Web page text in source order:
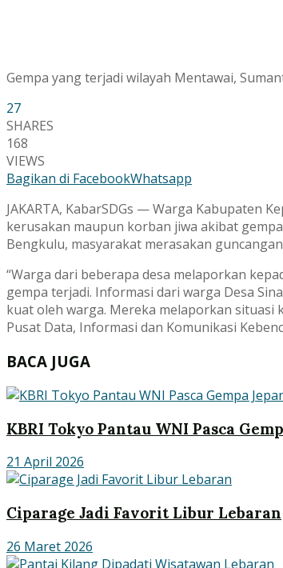
Gempa yang terjadi wilayah Mentawai,
27
SHARES
168
VIEWS
Bagikan di FacebookWhatsapp
JAKARTA, KabarSDGs — Warga Kabupaten
kerusakan maupun korban jiwa akibat
Bengkulu, masyarakat merasakan
“Warga dari beberapa desa melaporkan
gempa terjadi. Informasi dari warga Desa
kuat oleh warga. Mereka melaporkan situasi
Pusat Data, Informasi dan Komunikasi
BACA JUGA
KBRI Tokyo Pantau WNI Pasca
21 April 2026
Ciparage Jadi Favorit Libur Lebaran
26 Maret 2026